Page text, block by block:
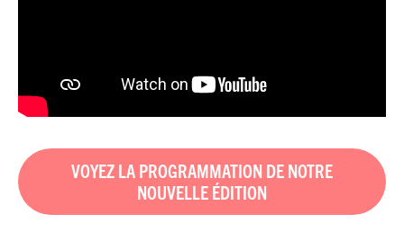
VOYEZ LA PROGRAMMATION DE NOTRE
NOUVELLE ÉDITION